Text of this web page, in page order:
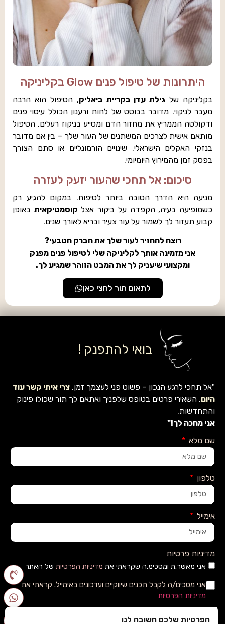
היתרונות של טיפול פנים Glow בקליניקה
בקליניקה של גילת עדן בקריית ביאליק, הטיפול הוא הרבה
מעבר לניקוי. מדובר בבוסט של לחות ורענון הכולל עיסוי פנים
ודקולטה הממריץ את מחזור הדם ומסייע בניקוז רעלים. הטיפול
מותאם אישית לצרכים המשתנים של העור שלך – בין אם מדובר
בנזקי האקלים הישראלי, שינויים הורמונליים או סתם הצורך
בפסק זמן מהמירוץ היומיומי.
סיכום: אל תחכי שהעור יזעק לעזרה
מניעה היא הדרך הטובה ביותר לטיפוח. במקום להגיע רק
כשמופיעה בעיה, הקפדה על ביקור אצל קוסמטיקאית באופן
קבוע תעזור לך לשמור על עור צעיר ובריא לאורך שנים.
רוצה להחזיר לעור שלך את הברק הטבעי?
אני מזמינה אותך לקליניקה שלי לטיפול פנים מפנק
ומקצועי שיעניק לך את המבט הזוהר שמגיע לך.
לתאום תור לחצי כאן
בואי להתפנק !
"אל תחכי לרגע הנכון – פשוט פני לעצמך זמן. צרי איתי קשר עוד
היום, השאירי פרטים בטופס שלפניך ואתאם לך תור שכולו פינוק
והתחדשות.
אני מחכה לך!"
שם מלא
טלפון
אימייל
מדיניות פרטיות
אני מאשר.ת ומסכימ.ה שקראתי את מדיניות הפרטיות של האתר
אני מסכים/ה לקבל תכנים שיווקיים ועדכונים באימייל. קראתי את
מדיניות הפרטיות
הפרטיות שלכם חשובה לנו